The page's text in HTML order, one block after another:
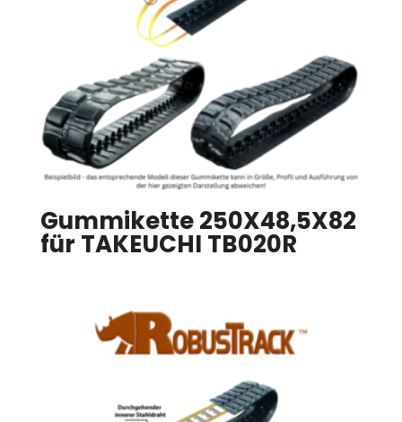
Gummikette 250X48,5X82
für TAKEUCHI TB020R